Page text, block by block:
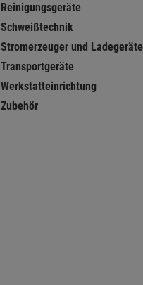
Reinigungsgeräte
Schweißtechnik
Stromerzeuger und Ladegeräte
Transportgeräte
Werkstatteinrichtung
Zubehör